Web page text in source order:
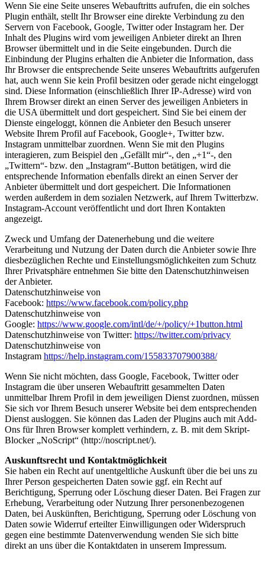
Wenn Sie eine Seite unseres Webauftritts aufrufen, die ein solches
Plugin enthält, stellt Ihr Browser eine direkte Verbindung zu den
Servern von Facebook, Google, Twitter oder Instagram her. Der
Inhalt des Plugins wird vom jeweiligen Anbieter direkt an Ihren
Browser übermittelt und in die Seite eingebunden. Durch die
Einbindung der Plugins erhalten die Anbieter die Information, dass
Ihr Browser die entsprechende Seite unseres Webauftritts aufgerufen
hat, auch wenn Sie kein Profil besitzen oder gerade nicht eingeloggt
sind. Diese Information (einschließlich Ihrer IP-Adresse) wird von
Ihrem Browser direkt an einen Server des jeweiligen Anbieters in
die USA übermittelt und dort gespeichert. Sind Sie bei einem der
Dienste eingeloggt, können die Anbieter den Besuch unserer
Website Ihrem Profil auf Facebook, Google+, Twitter bzw.
Instagram unmittelbar zuordnen. Wenn Sie mit den Plugins
interagieren, zum Beispiel den „Gefällt mir“-, den „+1“-, den
„Twittern“- bzw. den „Instagram“-Button betätigen, wird die
entsprechende Information ebenfalls direkt an einen Server der
Anbieter übermittelt und dort gespeichert. Die Informationen
werden außerdem in dem sozialen Netzwerk, auf Ihrem Twitterbzw.
Instagram-Account veröffentlicht und dort Ihren Kontakten
angezeigt.
Zweck und Umfang der Datenerhebung und die weitere
Verarbeitung und Nutzung der Daten durch die Anbieter sowie Ihre
diesbezüglichen Rechte und Einstellungsmöglichkeiten zum Schutz
Ihrer Privatsphäre entnehmen Sie bitte den Datenschutzhinweisen
der Anbieter.
Datenschutzhinweise von
Facebook: https://www.facebook.com/policy.php
Datenschutzhinweise von
Google: https://www.google.com/intl/de/+/policy/+1button.html
Datenschutzhinweise von Twitter: https://twitter.com/privacy
Datenschutzhinweise von
Instagram https://help.instagram.com/155833707900388/
Wenn Sie nicht möchten, dass Google, Facebook, Twitter oder
Instagram die über unseren Webauftritt gesammelten Daten
unmittelbar Ihrem Profil in dem jeweiligen Dienst zuordnen, müssen
Sie sich vor Ihrem Besuch unserer Website bei dem entsprechenden
Dienst ausloggen. Sie können das Laden der Plugins auch mit Add-
Ons für Ihren Browser komplett verhindern, z. B. mit dem Skript-
Blocker „NoScript“ (http://noscript.net/).
Auskunftsrecht und Kontaktmöglichkeit
Sie haben ein Recht auf unentgeltliche Auskunft über die bei uns zu
Ihrer Person gespeicherten Daten sowie ggf. ein Recht auf
Berichtigung, Sperrung oder Löschung dieser Daten. Bei Fragen zur
Erhebung, Verarbeitung oder Nutzung Ihrer personenbezogenen
Daten, bei Auskünften, Berichtigung, Sperrung oder Löschung von
Daten sowie Widerruf erteilter Einwilligungen oder Widerspruch
gegen eine bestimmte Datenverwendung wenden Sie sich bitte
direkt an uns über die Kontaktdaten in unserem Impressum.